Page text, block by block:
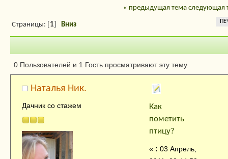
« предыдущая тема следующая
Страницы: [ 1 Вниз
Автор
Тема: Как
птицу? (Прочитано 9400 раз)
0 Пользователей и 1 Гость просматривают эту тему.
Наталья Ник.
Дачник со стажем
Как
пометить
птицу?
« : 03 Апрель,